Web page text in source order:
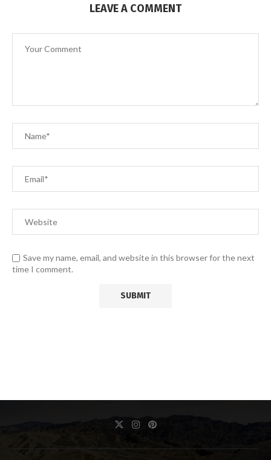
LEAVE A COMMENT
Save my name, email, and website in this browser for the next
time I comment.